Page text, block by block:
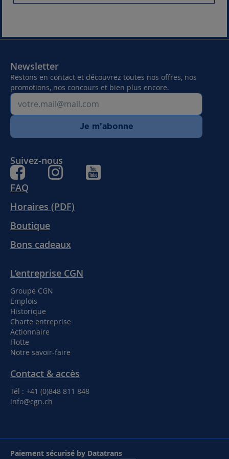
FAQ
Horaires (PDF)
Boutique
Bons cadeaux
L’entreprise CGN
Groupe CGN
Emplois
Historique
Charte entreprise
Actionnaire
Flotte
Notre savoir-faire
Contact & accès
Tél : +41 (0)848 811 848
info@cgn.ch
Newsletter
Restons en contact et découvrez toutes nos offres, nos
promotions, nos concours et bien plus encore.
Je m’abonne
Suivez-nous
Paiement sécurisé by Datatrans